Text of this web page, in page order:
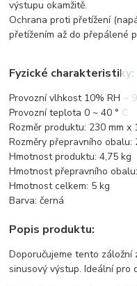
výstupu okamžitě.
Ochrana proti přetížení
přetížením až do přepálené
Fyzické charakteristiky:
Provozní vlhkost 10% RH ~
Provozní teplota 0 ~ 40 ° C
Rozměr produktu: 230 mm x
Rozměry přepravního obalu:
Hmotnost produktu: 4,75 kg
Hmotnost přepravního
Hmotnost celkem: 5 kg
Barva: černá
Popis produktu:
Doporučujeme tento
sinusový výstup. Ideální pro